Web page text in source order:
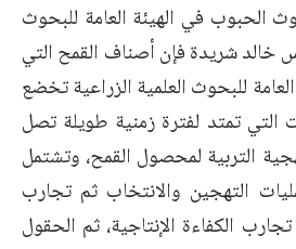
في الهيئة العامة للبحوث
خالد شريدة فإن أصناف القمح التي
للبحوث العلمية الزراعية تخضع
التي تمتد لفترة زمنية طويلة تصل
منهجية التربية لمحصول القمح، وتشتمل
التهجين والانتخاب ثم تجارب
الكفاءة الإنتاجية، ثم الحقول